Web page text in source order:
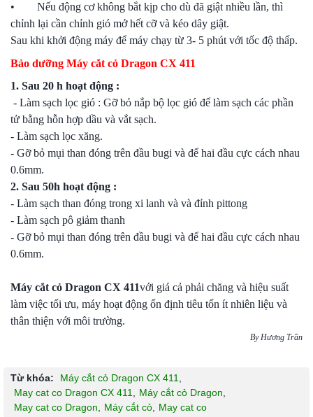
• Nếu động cơ không bắt kịp cho dù đã giật nhiều lần, thì
chỉnh lại cần chỉnh gió mở hết cỡ và kéo dây giật.
Sau khi khởi động máy để máy chạy từ 3- 5 phút với tốc độ thấp.
Bảo dưỡng Máy cắt cỏ Dragon CX 411
1. Sau 20 h hoạt động :
- Làm sạch lọc gió : Gỡ bỏ nắp bộ lọc gió để làm sạch các phần
tử bằng hỗn hợp dầu và vắt sạch.
- Làm sạch lọc xăng.
- Gỡ bỏ mụi than đóng trên đầu bugi và để hai đầu cực cách nhau
0.6mm.
2. Sau 50h hoạt động :
- Làm sạch than đóng trong xi lanh và và đỉnh pittong
- Làm sạch pô giảm thanh
- Gỡ bỏ mụi than đóng trên đầu bugi và để hai đầu cực cách nhau
0.6mm.
Máy cắt cỏ Dragon CX 411với giá cả phải chăng và hiệu suất
làm việc tối ưu, máy hoạt động ổn định tiêu tốn ít nhiên liệu và
thân thiện với môi trường.
By Hương Trần
Từ khóa: Máy cắt cỏ Dragon CX 411
May cat co Dragon CX 411
Máy cắt cỏ Dragon
May cat co Dragon
Máy cắt cỏ May cat co